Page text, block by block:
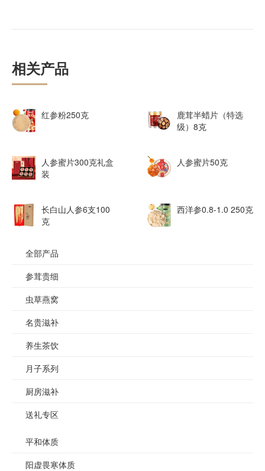
相关产品
红参粉250克
鹿茸半蜡片（特选
级）8克
人参蜜片300克礼盒
装
人参蜜片50克
长白山人参6支100
克
西洋参0.8-1.0 250克
全部产品
参茸贵细
虫草燕窝
名贵滋补
养生茶饮
月子系列
厨房滋补
送礼专区
平和体质
阳虚畏寒体质